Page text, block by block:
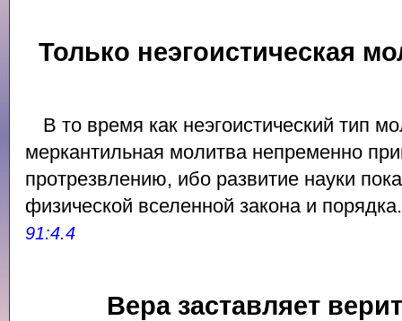
Только неэгоистическая
В то время как неэгоистический тип
меркантильная молитва непременно
протрезвлению, ибо развитие науки
физической вселенной закона и
91:4.4
Вера заставляет